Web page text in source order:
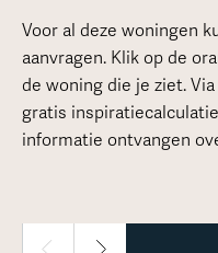
Voor al deze woningen
aanvragen. Klik op de
de woning die je ziet.
gratis
informatie ontvangen
1 / 13